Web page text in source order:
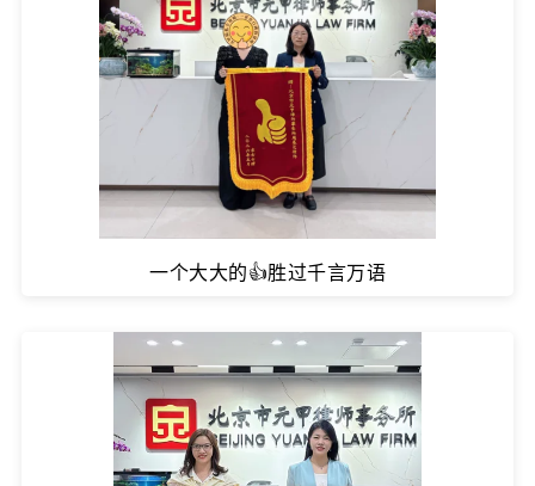
一个大大的👍胜过千言万语